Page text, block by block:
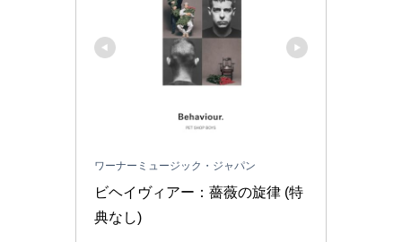
ワーナーミュージック・ジャパン
ビヘイヴィアー：薔薇の旋律 (特
典なし)